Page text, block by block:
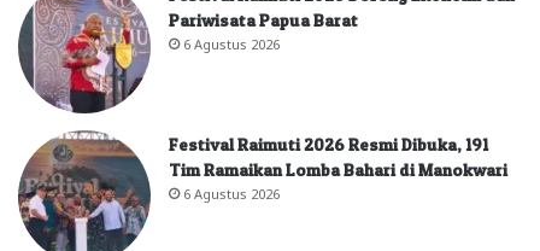
Pariwisata Papua Barat
6 Agustus 2026
Festival Raimuti 2026 Resmi Dibuka, 191
Tim Ramaikan Lomba Bahari di Manokwari
6 Agustus 2026